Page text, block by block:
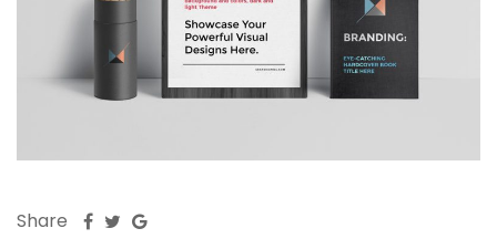
Share